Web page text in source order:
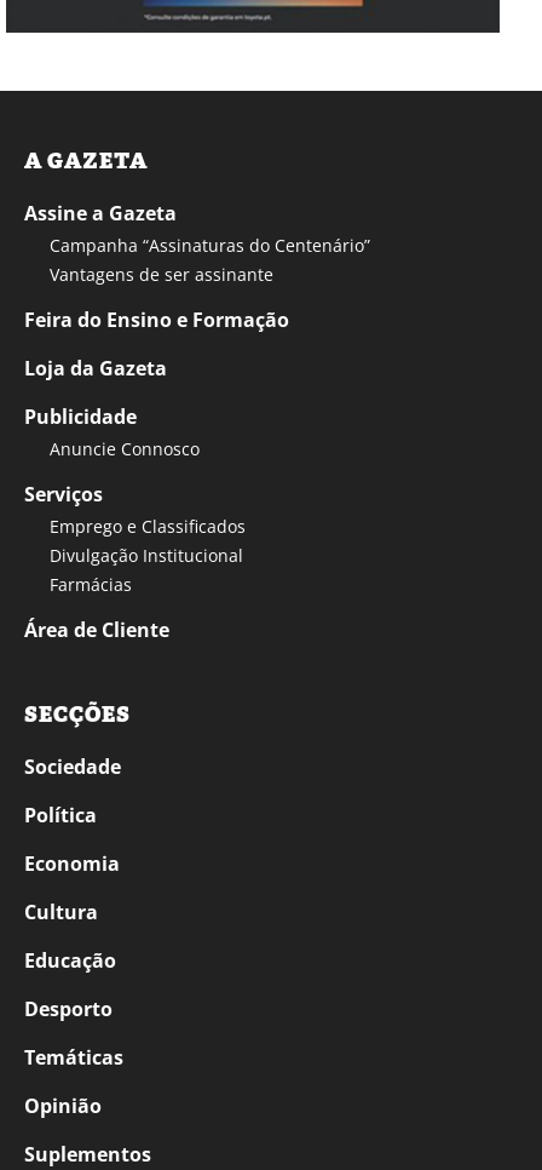
A GAZETA
Assine a Gazeta
Campanha “Assinaturas do Centenário”
Vantagens de ser assinante
Feira do Ensino e Formação
Loja da Gazeta
Publicidade
Anuncie Connosco
Serviços
Emprego e Classificados
Divulgação Institucional
Farmácias
Área de Cliente
SECÇÕES
Sociedade
Política
Economia
Cultura
Educação
Desporto
Temáticas
Opinião
Suplementos